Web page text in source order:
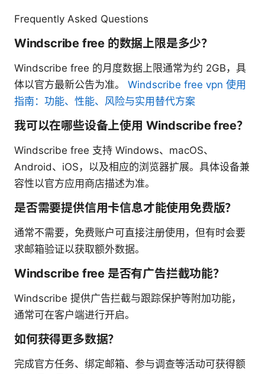
Frequently Asked Questions
Windscribe free 的数据上限是多少？
Windscribe free 的月度数据上限通常为约 2GB，具
体以官方最新公告为准。 Windscribe free vpn 使用
指南：功能、性能、风险与实用替代方案
我可以在哪些设备上使用 Windscribe free？
Windscribe free 支持 Windows、macOS、
Android、iOS，以及相应的浏览器扩展。具体设备兼
容性以官方应用商店描述为准。
是否需要提供信用卡信息才能使用免费版？
通常不需要，免费账户可直接注册使用，但有时会要
求邮箱验证以获取额外数据。
Windscribe free 是否有广告拦截功能？
Windscribe 提供广告拦截与跟踪保护等附加功能，
通常可在客户端进行开启。
如何获得更多数据？
完成官方任务、绑定邮箱、参与调查等活动可获得额